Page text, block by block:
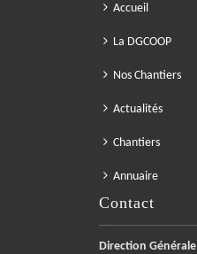
Accueil
La DGCOOP
Nos Chantiers
Actualités
Chantiers
Annuaire
Contact
Direction